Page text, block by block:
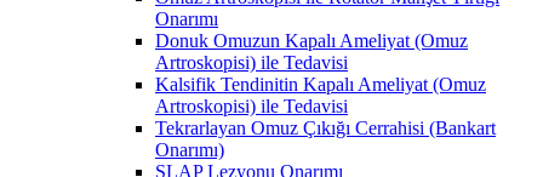
Onarımı
Donuk Omuzun Kapalı Ameliyat (Omuz
Artroskopisi) ile Tedavisi
Kalsifik Tendinitin Kapalı Ameliyat (Omuz
Artroskopisi) ile Tedavisi
Tekrarlayan Omuz Çıkığı Cerrahisi (Bankart
Onarımı)
SLAP Lezyonu Onarımı